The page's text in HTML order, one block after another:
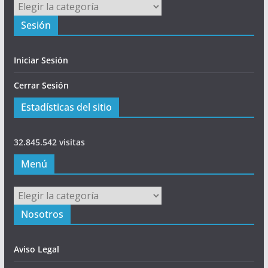
Principal
Sesión
Iniciar Sesión
Cerrar Sesión
Estadísticas del sitio
32.845.542 visitas
Menú
Menú
Nosotros
Aviso Legal